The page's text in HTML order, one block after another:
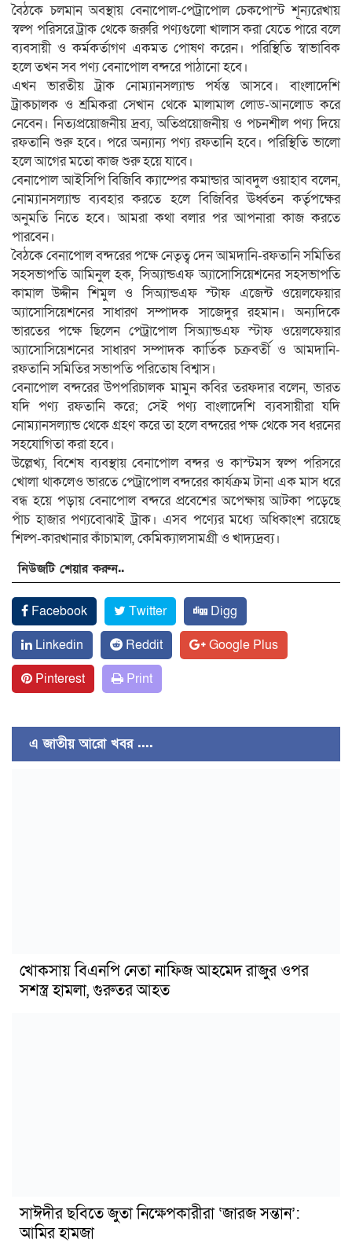
বৈঠকে চলমান অবস্থায় বেনাপোল-পেট্রাপোল চেকপোস্ট শূন্যরেখায়
স্বল্প পরিসরে ট্রাক থেকে জরুরি পণ্যগুলো খালাস করা যেতে পারে বলে
ব্যবসায়ী ও কর্মকর্তাগণ একমত পোষণ করেন। পরিস্থিতি স্বাভাবিক
হলে তখন সব পণ্য বেনাপোল বন্দরে পাঠানো হবে।
এখন ভারতীয় ট্রাক নোম্যানসল্যান্ড পর্যন্ত আসবে। বাংলাদেশি
ট্রাকচালক ও শ্রমিকরা সেখান থেকে মালামাল লোড-আনলোড করে
নেবেন। নিত্যপ্রয়োজনীয় দ্রব্য, অতিপ্রয়োজনীয় ও পচনশীল পণ্য দিয়ে
রফতানি শুরু হবে। পরে অন্যান্য পণ্য রফতানি হবে। পরিস্থিতি ভালো
হলে আগের মতো কাজ শুরু হয়ে যাবে।
বেনাপোল আইসিপি বিজিবি ক্যাম্পের কমান্ডার আবদুল ওয়াহাব বলেন,
নোম্যানসল্যান্ড ব্যবহার করতে হলে বিজিবির ঊর্ধ্বতন কর্তৃপক্ষের
অনুমতি নিতে হবে। আমরা কথা বলার পর আপনারা কাজ করতে
পারবেন।
বৈঠকে বেনাপোল বন্দরের পক্ষে নেতৃত্ব দেন আমদানি-রফতানি সমিতির
সহসভাপতি আমিনুল হক, সিঅ্যান্ডএফ অ্যাসোসিয়েশনের সহসভাপতি
কামাল উদ্দীন শিমুল ও সিঅ্যান্ডএফ স্টাফ এজেন্ট ওয়েলফেয়ার
অ্যাসোসিয়েশনের সাধারণ সম্পাদক সাজেদুর রহমান। অন্যদিকে
ভারতের পক্ষে ছিলেন পেট্রাপোল সিঅ্যান্ডএফ স্টাফ ওয়েলফেয়ার
অ্যাসোসিয়েশনের সাধারণ সম্পাদক কার্তিক চক্রবর্তী ও আমদানি-
রফতানি সমিতির সভাপতি পরিতোষ বিশ্বাস।
বেনাপোল বন্দরের উপপরিচালক মামুন কবির তরফদার বলেন, ভারত
যদি পণ্য রফতানি করে; সেই পণ্য বাংলাদেশি ব্যবসায়ীরা যদি
নোম্যানসল্যান্ড থেকে গ্রহণ করে তা হলে বন্দরের পক্ষ থেকে সব ধরনের
সহযোগিতা করা হবে।
উল্লেখ্য, বিশেষ ব্যবস্থায় বেনাপোল বন্দর ও কাস্টমস স্বল্প পরিসরে
খোলা থাকলেও ভারতে পেট্রাপোল বন্দরের কার্যক্রম টানা এক মাস ধরে
বন্ধ হয়ে পড়ায় বেনাপোল বন্দরে প্রবেশের অপেক্ষায় আটকা পড়েছে
পাঁচ হাজার পণ্যবোঝাই ট্রাক। এসব পণ্যের মধ্যে অধিকাংশ রয়েছে
শিল্প-কারখানার কাঁচামাল, কেমিক্যালসামগ্রী ও খাদ্যদ্রব্য।
নিউজটি শেয়ার করুন..
Facebook Twitter
Digg
Linkedin
Reddit
Google Plus
Pinterest
Print
এ জাতীয় আরো খবর ....
খোকসায় বিএনপি নেতা নাফিজ আহমেদ রাজুর ওপর
সশস্ত্র হামলা, গুরুতর আহত
সাঈদীর ছবিতে জুতা নিক্ষেপকারীরা ‘জারজ সন্তান’:
আমির হামজা